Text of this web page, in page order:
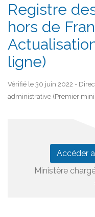
Registre
hors de
ligne)
Vérifié le 30 juin 2022 -
administrative (Premier
Accéder
Ministère